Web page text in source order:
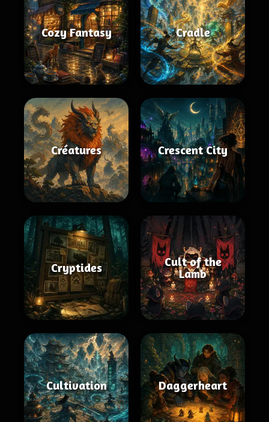
Cozy Fantasy Cradle
Créatures Crescent City
Cryptides
Cult of the
Lamb
Cultivation Daggerheart